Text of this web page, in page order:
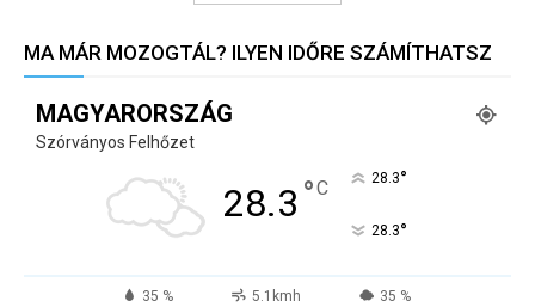
MA MÁR MOZOGTÁL? ILYEN IDŐRE SZÁMÍTHATSZ
MAGYARORSZÁG
Szórványos Felhőzet
28.3 °C 28.3°
28.3°
35 % 5.1kmh 35 %